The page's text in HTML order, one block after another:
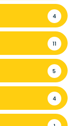
4
11
5
4